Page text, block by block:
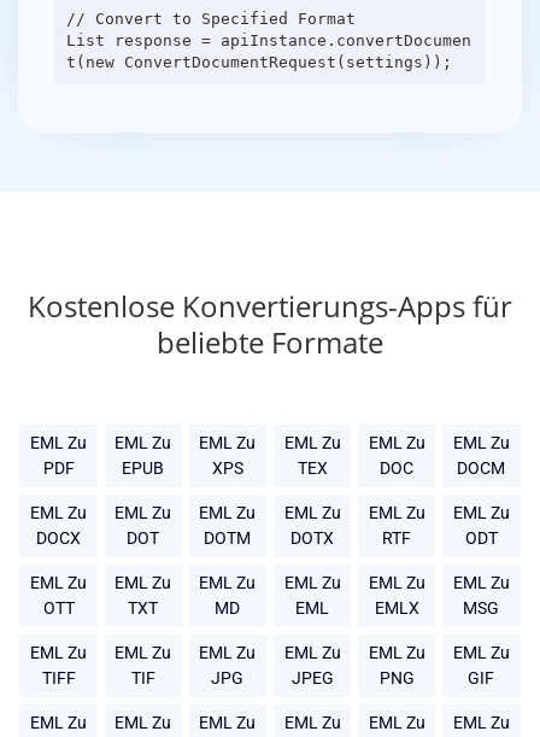
// Convert to Specified Format
List response = apiInstance.convertDocumen
Kostenlose Konvertierungs-Apps für
beliebte Formate
EML Zu
PDF
EML Zu
EPUB
EML Zu
XPS
EML Zu
TEX
EML Zu
DOC
EML Zu
DOCM
EML Zu
DOCX
EML Zu
DOT
EML Zu
DOTM
EML Zu
DOTX
EML Zu
RTF
EML Zu
ODT
EML Zu
OTT
EML Zu
TXT
EML Zu
MD
EML Zu
EML
EML Zu
EMLX
EML Zu
MSG
EML Zu
TIFF
EML Zu
TIF
EML Zu
JPG
EML Zu
JPEG
EML Zu
PNG
EML Zu
GIF
EML Zu
EML Zu
EML Zu
EML Zu
EML Zu
EML Zu